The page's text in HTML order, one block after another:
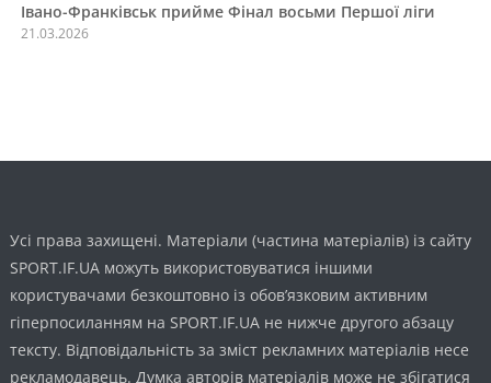
Івано-Франківськ прийме Фінал восьми Першої ліги
21.03.2026
Усі права захищені. Матеріали (частина матеріалів) із сайту
SPORT.IF.UA можуть використовуватися іншими
користувачами безкоштовно із обов’язковим активним
гіперпосиланням на SPORT.IF.UA не нижче другого абзацу
тексту. Відповідальність за зміст рекламних матеріалів несе
рекламодавець. Думка авторів матеріалів може не збігатися